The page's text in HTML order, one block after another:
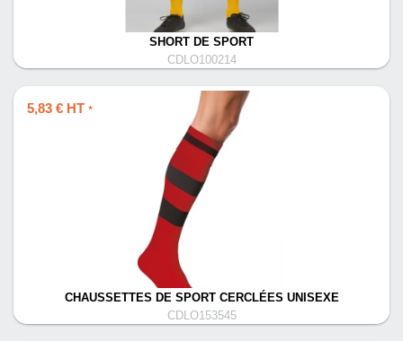
SHORT DE SPORT
CDLO100214
5,83 € HT *
CHAUSSETTES DE SPORT CERCLÉES UNISEXE
CDLO153545